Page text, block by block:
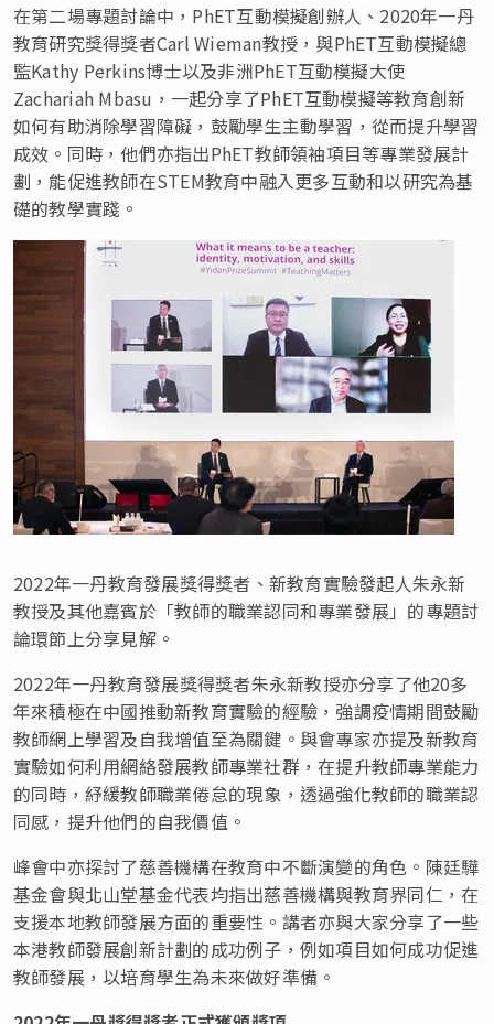
在第二場專題討論中，PhET互動模擬創辦人、2020年一丹
教育研究獎得獎者Carl Wieman教授，與PhET互動模擬總
監Kathy Perkins博士以及非洲PhET互動模擬大使
Zachariah Mbasu，一起分享了PhET互動模擬等教育創新
如何有助消除學習障礙，鼓勵學生主動學習，從而提升學習
成效。同時，他們亦指出PhET教師領袖項目等專業發展計
劃，能促進教師在STEM教育中融入更多互動和以研究為基
礎的教學實踐。
2022年一丹教育發展獎得獎者、新教育實驗發起人朱永新
教授及其他嘉賓於「教師的職業認同和專業發展」的專題討
論環節上分享見解。
2022年一丹教育發展獎得獎者朱永新教授亦分享了他20多
年來積極在中國推動新教育實驗的經驗，強調疫情期間鼓勵
教師網上學習及自我增值至為關鍵。與會專家亦提及新教育
實驗如何利用網絡發展教師專業社群，在提升教師專業能力
的同時，紓緩教師職業倦怠的現象，透過強化教師的職業認
同感，提升他們的自我價值。
峰會中亦探討了慈善機構在教育中不斷演變的角色。陳廷驊
基金會與北山堂基金代表均指出慈善機構與教育界同仁，在
支援本地教師發展方面的重要性。講者亦與大家分享了一些
本港教師發展創新計劃的成功例子，例如項目如何成功促進
教師發展，以培育學生為未來做好準備。